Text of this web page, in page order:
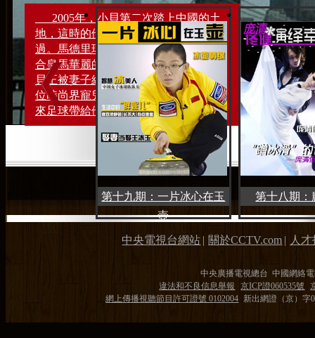
2005年，小貝第二次踏上中國的土
地，這時的他在皇馬的日子並不好
過。馬德里球迷認為小貝的球風不適
合皇馬華麗的技術足球，而此時的小
貝正被妻子維多利亞全方位打造成一
位時尚界寵兒，他也越來越找不到原
來足球帶給他的快樂......
第十九期：一片冰心在玉
壺
第十八期：
中央電視台網站 | 關於CCTV.com | 人
中央廣播電視總台 中國網絡
違法和不良信息舉報
京ICP證060535號
網上傳播視聽節目許可證號 0102004 新出網證（京）